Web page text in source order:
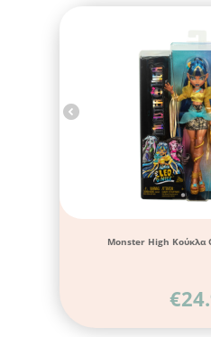
Monster High Κούκλα
€